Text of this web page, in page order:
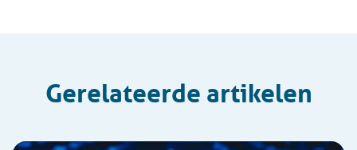
Gerelateerde artikelen